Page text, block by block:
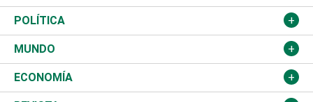
Nacional
Ciudad
Educación
POLÍTICA
Partidos
JCE
MUNDO
Estados Unidos
ECONOMÍA